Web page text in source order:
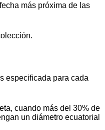
más próxima de las
especificada para cada
cuando más del 30% de
un diámetro ecuatorial